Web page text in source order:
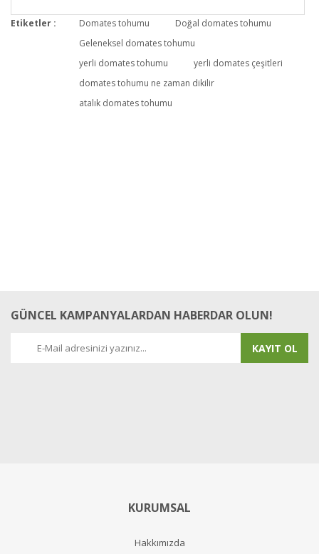
Etiketler : Domates tohumu
Doğal domates tohumu
Geleneksel domates tohumu
yerli domates tohumu
yerli domates çeşitleri
domates tohumu ne zaman dikilir
atalık domates tohumu
GÜNCEL KAMPANYALARDAN HABERDAR OLUN!
KAYIT OL
KURUMSAL
Hakkımızda